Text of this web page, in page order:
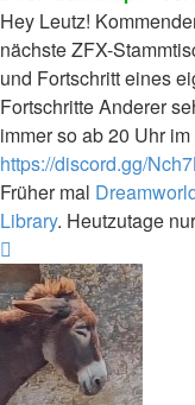
Hey Leutz!
nächste ZFX-
und Fortschritt eines
Fortschritte Anderer
immer so ab 20 Uhr
https://discord.gg/
Früher mal
Library. Heutzutage
oben